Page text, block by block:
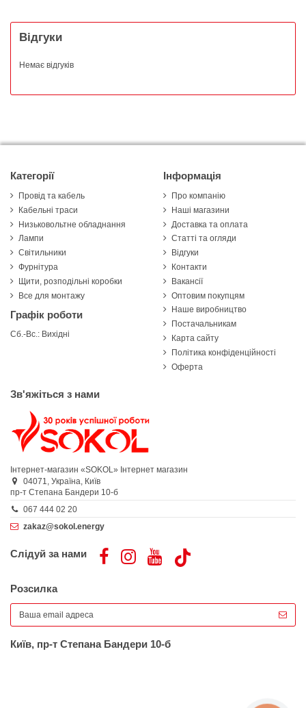
Відгуки
Немає відгуків
Категорії
Провід та кабель
Кабельні траси
Низьковольтне обладнання
Лампи
Світильники
Фурнітура
Щити, розподільні коробки
Все для монтажу
Графік роботи
Сб.-Вс.: Вихідні
Інформація
Про компанію
Наші магазини
Доставка та оплата
Статті та огляди
Відгуки
Контакти
Вакансії
Оптовим покупцям
Наше виробництво
Постачальникам
Карта сайту
Політика конфіденційності
Оферта
Зв'яжіться з нами
Інтернет-магазин «SOKOL» Інтернет магазин
04071, Україна, Київ
пр-т Степана Бандери 10-б
067 444 02 20
zakaz@sokol.energy
Слідуй за нами
Розсилка
Київ, пр-т Степана Бандери 10-б